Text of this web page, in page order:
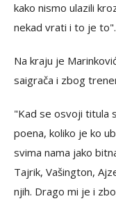
kako nismo ulazili
nekad vrati i to je to".
Na kraju je
saigrača i zbog
"Kad se osvoji titula
poena, koliko je ko
svima nama jako
Tajrik, Vašington,
njih. Drago mi je i